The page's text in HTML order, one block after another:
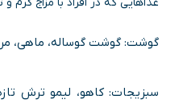
غذاهایی که در افراد با مزاج گرم و
گوشت: گوشت گوساله، ماهی،
سبزیجات: کاهو، لیمو ترش